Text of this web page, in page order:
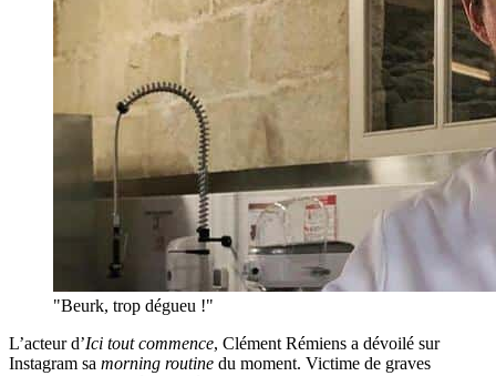
"Beurk, trop dégueu !"
L’acteur d’Ici tout commence, Clément Rémiens a dévoilé sur
Instagram sa morning routine du moment. Victime de graves